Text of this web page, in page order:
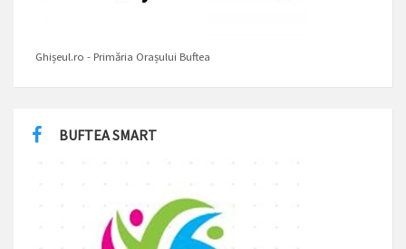
Ghișeul.ro - Primăria Orașului Buftea
BUFTEA SMART